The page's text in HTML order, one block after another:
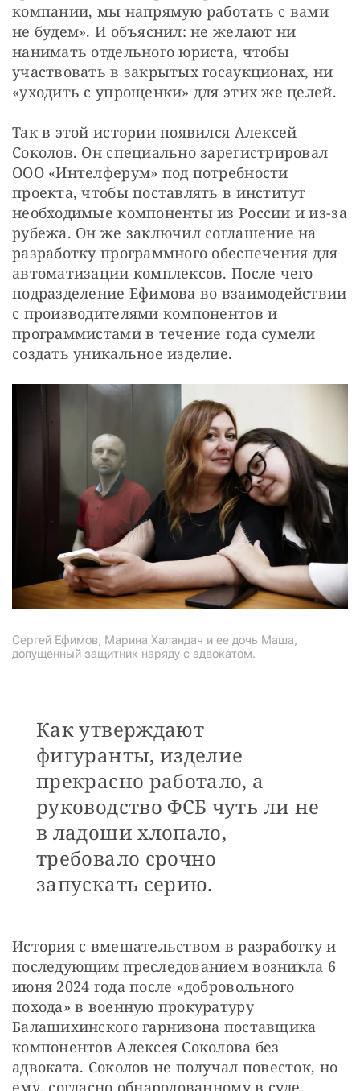
компании, мы напрямую работать с вами
не будем». И объяснил: не желают ни
нанимать отдельного юриста, чтобы
участвовать в закрытых госаукционах, ни
«уходить с упрощенки» для этих же целей.
Так в этой истории появился Алексей
Соколов. Он специально зарегистрировал
ООО «Интелферум» под потребности
проекта, чтобы поставлять в институт
необходимые компоненты из России и из-за
рубежа. Он же заключил соглашение на
разработку программного обеспечения для
автоматизации комплексов. После чего
подразделение Ефимова во взаимодействии
с производителями компонентов и
программистами в течение года сумели
создать уникальное изделие.
Сергей Ефимов, Марина Халандач и ее дочь Маша,
допущенный защитник наряду с адвокатом.
Как утверждают
фигуранты, изделие
прекрасно работало, а
руководство ФСБ чуть ли не
в ладоши хлопало,
требовало срочно
запускать серию.
История с вмешательством в разработку и
последующим преследованием возникла 6
июня 2024 года после «добровольного
похода» в военную прокуратуру
Балашихинского гарнизона поставщика
компонентов Алексея Соколова без
адвоката. Соколов не получал повесток, но
ему, согласно обнародованному в суде,